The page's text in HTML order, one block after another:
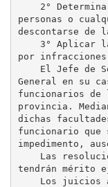
2°
personas o
descontarse de
3° Aplicar
por
El Jefe de
General en su
funcionarios
provincia.
dichas
funcionario que
impedimento,
Las
tendrán mérito
Los juicios